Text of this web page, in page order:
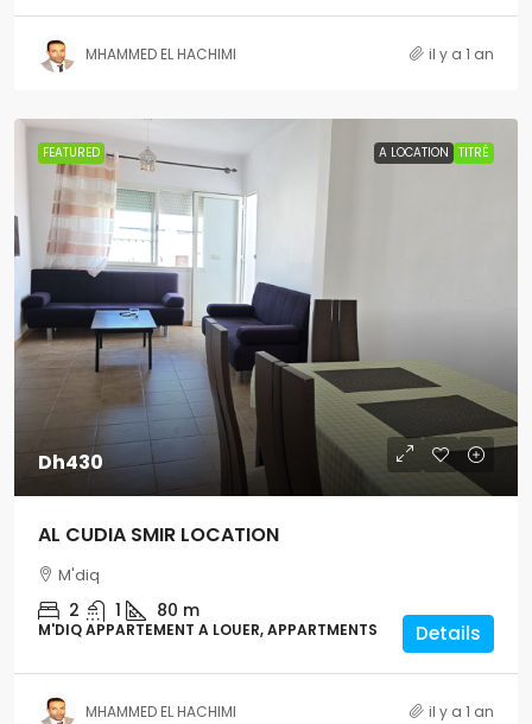
MHAMMED EL HACHIMI il y a 1 an
FEATURED A LOCATION TITRÉ
Dh430
AL CUDIA SMIR LOCATION
M'diq
2 1 80 m
M'DIQ APPARTEMENT A LOUER, APPARTMENTS Details
MHAMMED EL HACHIMI il y a 1 an